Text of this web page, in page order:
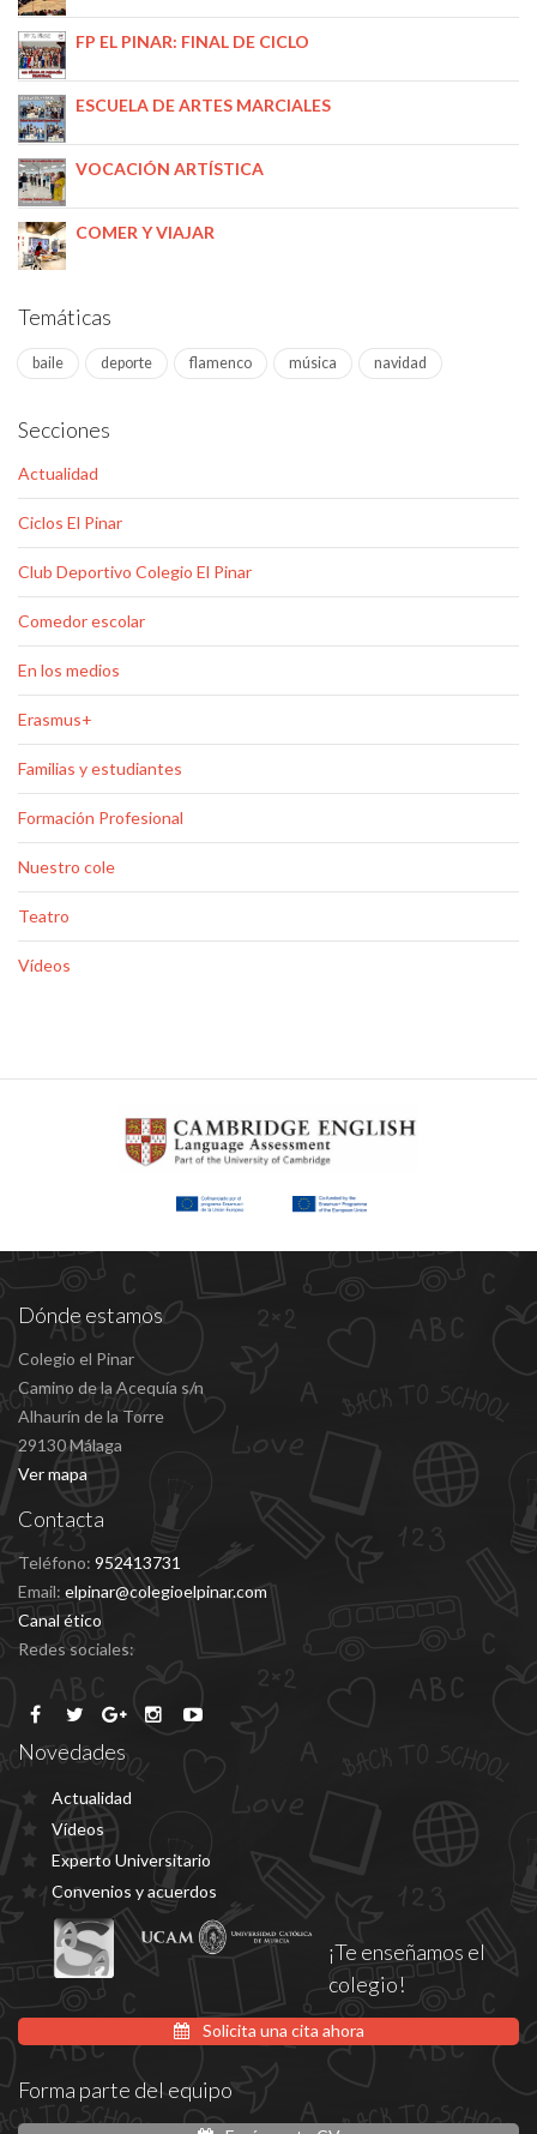
FP EL PINAR: FINAL DE CICLO
ESCUELA DE ARTES MARCIALES
VOCACIÓN ARTÍSTICA
COMER Y VIAJAR
Temáticas
baile deporte flamenco música navidad
Secciones
Actualidad
Ciclos El Pinar
Club Deportivo Colegio El Pinar
Comedor escolar
En los medios
Erasmus+
Familias y estudiantes
Formación Profesional
Nuestro cole
Teatro
Vídeos
Dónde estamos
Colegio el Pinar
Camino de la Acequía s/n
Alhaurín de la Torre
29130 Málaga
Ver mapa
Contacta
Teléfono: 952413731
Email: elpinar@colegioelpinar.com
Canal ético
Redes sociales:
Novedades
Actualidad
Vídeos
Experto Universitario
Convenios y acuerdos
¡Te enseñamos el
colegio!
Solicita una cita ahora
Forma parte del equipo